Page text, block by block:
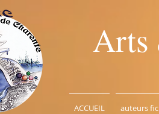
Arts
ACCUEIL auteurs